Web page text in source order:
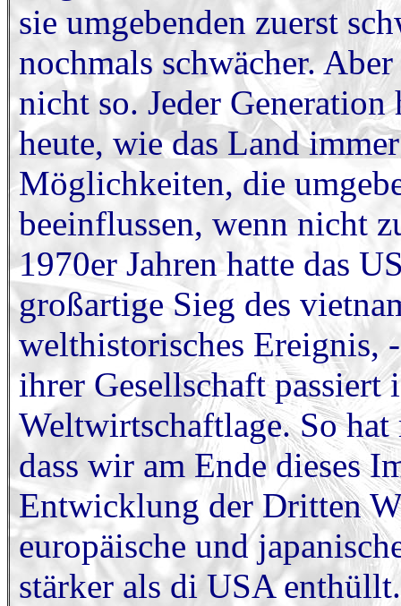
sie umgebenden zuerst
nochmals schwächer.
nicht so. Jeder Generation
heute, wie das Land
Möglichkeiten, die
beeinflussen, wenn nicht
1970er Jahren hatte das
großartige Sieg des
welthistorisches Ereignis,
ihrer Gesellschaft passiert
Weltwirtschaftlage. So hat
dass wir am Ende dieses
Entwicklung der Dritten
europäische und
stärker als di USA